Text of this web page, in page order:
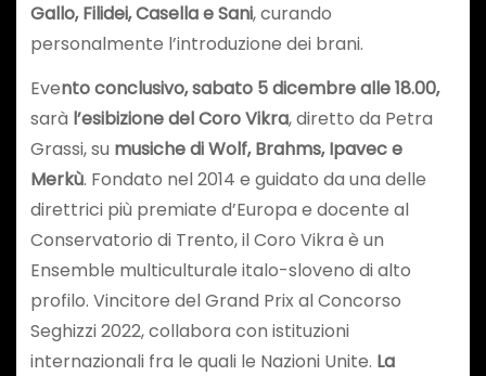
Gallo, Filidei, Casella e Sani, curando
personalmente l’introduzione dei brani.
Evento conclusivo, sabato 5 dicembre alle 18.00,
sarà l’esibizione del Coro Vikra, diretto da Petra
Grassi, su musiche di Wolf, Brahms, Ipavec e
Merkù. Fondato nel 2014 e guidato da una delle
direttrici più premiate d’Europa e docente al
Conservatorio di Trento, il Coro Vikra è un
Ensemble multiculturale italo-sloveno di alto
profilo. Vincitore del Grand Prix al Concorso
Seghizzi 2022, collabora con istituzioni
internazionali fra le quali le Nazioni Unite. La